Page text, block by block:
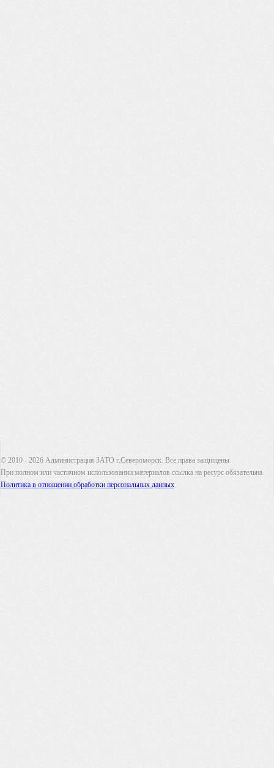
© 2010 - 2026 Администрация ЗАТО г.Североморск. Все права защищены.
При полном или частичном использовании материалов ссылка на ресурс обязательна
Политика в отношении обработки персональных данных